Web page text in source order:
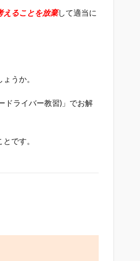
えることを放棄して適当に
うか。
ドライバー教習)」でお解
とです。